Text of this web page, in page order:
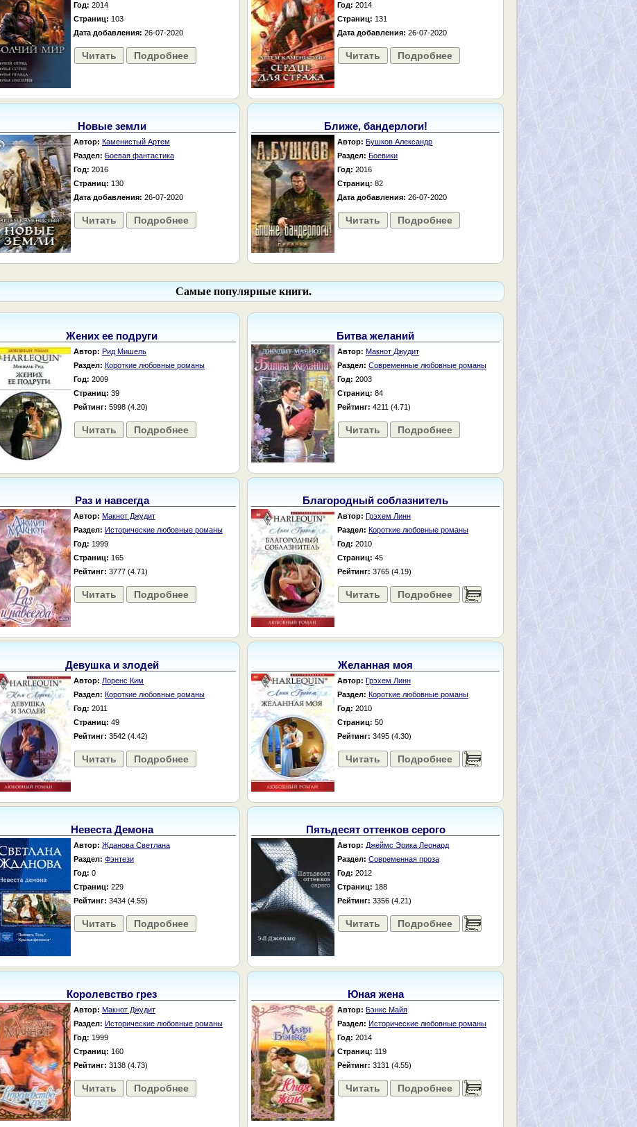
Год: 2014
Страниц: 103
Дата добавления: 26-07-2020
Читать Подробнее
Год: 2014
Страниц: 131
Дата добавления: 26-07-2020
Читать Подробнее
Новые земли
Автор: Каменистый Артем
Раздел: Боевая фантастика
Год: 2016
Страниц: 130
Дата добавления: 26-07-2020
Читать Подробнее
Ближе, бандерлоги!
Автор: Бушков Александр
Раздел: Боевики
Год: 2016
Страниц: 82
Дата добавления: 26-07-2020
Читать Подробнее
Самые популярные книги.
Жених ее подруги
Автор: Рид Мишель
Раздел: Короткие любовные романы
Год: 2009
Страниц: 39
Рейтинг: 5998 (4.20)
Читать Подробнее
Битва желаний
Автор: Макнот Джудит
Раздел: Современные любовные романы
Год: 2003
Страниц: 84
Рейтинг: 4211 (4.71)
Читать Подробнее
Раз и навсегда
Автор: Макнот Джудит
Раздел: Исторические любовные романы
Год: 1999
Страниц: 165
Рейтинг: 3777 (4.71)
Читать Подробнее
Благородный соблазнитель
Автор: Грэхем Линн
Раздел: Короткие любовные романы
Год: 2010
Страниц: 45
Рейтинг: 3765 (4.19)
Читать Подробнее ......
Девушка и злодей
Автор: Лоренс Ким
Раздел: Короткие любовные романы
Год: 2011
Страниц: 49
Рейтинг: 3542 (4.42)
Читать Подробнее
Желанная моя
Автор: Грэхем Линн
Раздел: Короткие любовные романы
Год: 2010
Страниц: 50
Рейтинг: 3495 (4.30)
Читать Подробнее ......
Невеста Демона
Автор: Жданова Светлана
Раздел: Фэнтези
Год: 0
Страниц: 229
Рейтинг: 3434 (4.55)
Читать Подробнее
Пятьдесят оттенков серого
Автор: Джеймс Эрика Леонард
Раздел: Современная проза
Год: 2012
Страниц: 188
Рейтинг: 3356 (4.21)
Читать Подробнее ......
Королевство грез
Автор: Макнот Джудит
Раздел: Исторические любовные романы
Год: 1999
Страниц: 160
Рейтинг: 3138 (4.73)
Читать Подробнее
Юная жена
Автор: Бэнкс Майя
Раздел: Исторические любовные романы
Год: 2014
Страниц: 119
Рейтинг: 3131 (4.55)
Читать Подробнее ......